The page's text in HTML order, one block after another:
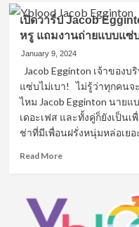
เปิดวาร์ป Jacob
หรู แถมงานถ่ายแบบแซ่
January 9, 2024
Jacob Egginton เจ้าของ
แซ่บไม่เบา! ไม่รู้ว่าทุกคน
ไหม Jacob Egginton นาย
เดอะเฟส และทั้งคู่ก็ยังเป็น
ช่าที่มีเพื่อนฝรั่งหนุ่มหล่อเย
Read MoreRead
วาร์